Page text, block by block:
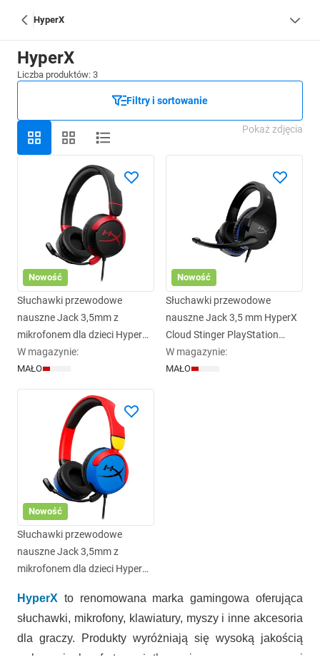
HyperX
HyperX
Liczba produktów: 3
Filtry i sortowanie
Pokaż zdjęcia
Nowość
Słuchawki przewodowe
nauszne Jack 3,5mm z
mikrofonem dla dzieci HyperX
Cloud MIni Kids czarne
W magazynie:
MAŁO
Nowość
Słuchawki przewodowe
nauszne Jack 3,5 mm HyperX
Cloud Stinger PlayStation
czarno niebieskie
W magazynie:
MAŁO
Nowość
Słuchawki przewodowe
nauszne Jack 3,5mm z
mikrofonem dla dzieci HyperX
HyperX to renomowana marka gamingowa oferująca
słuchawki, mikrofony, klawiatury, myszy i inne akcesoria
dla graczy. Produkty wyróżniają się wysoką jakością
wykonania, komfortem użytkowania oraz nowoczesnymi